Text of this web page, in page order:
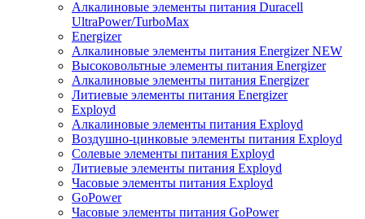
Алкалиновые элементы питания Duracell
UltraPower/TurboMax
Energizer
Алкалиновые элементы питания Energizer NEW
Высоковольтные элементы питания Energizer
Алкалиновые элементы питания Energizer
Литиевые элементы питания Energizer
Exployd
Алкалиновые элементы питания Exployd
Воздушно-цинковые элементы питания Exployd
Солевые элементы питания Exployd
Литиевые элементы питания Exployd
Часовые элементы питания Exployd
GoPower
Часовые элементы питания GoPower